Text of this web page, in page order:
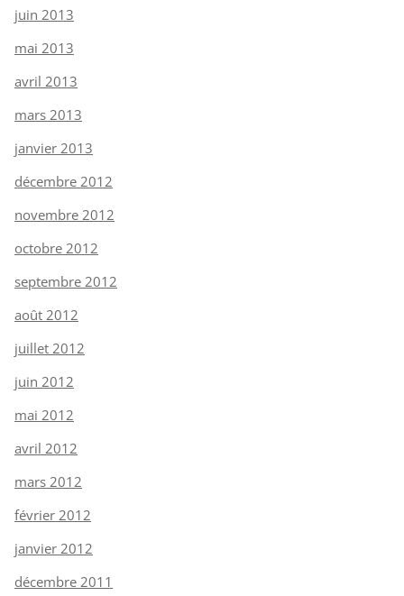
juin 2013
mai 2013
avril 2013
mars 2013
janvier 2013
décembre 2012
novembre 2012
octobre 2012
septembre 2012
août 2012
juillet 2012
juin 2012
mai 2012
avril 2012
mars 2012
février 2012
janvier 2012
décembre 2011